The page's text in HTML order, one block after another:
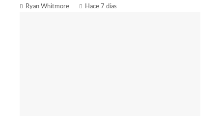
Ryan Whitmore Hace 7 días